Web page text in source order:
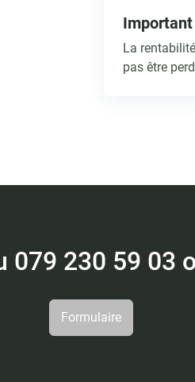
Important
La
pas être
230 59 03
Formulaire